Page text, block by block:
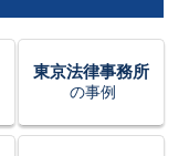
東京法律事務所
の事例